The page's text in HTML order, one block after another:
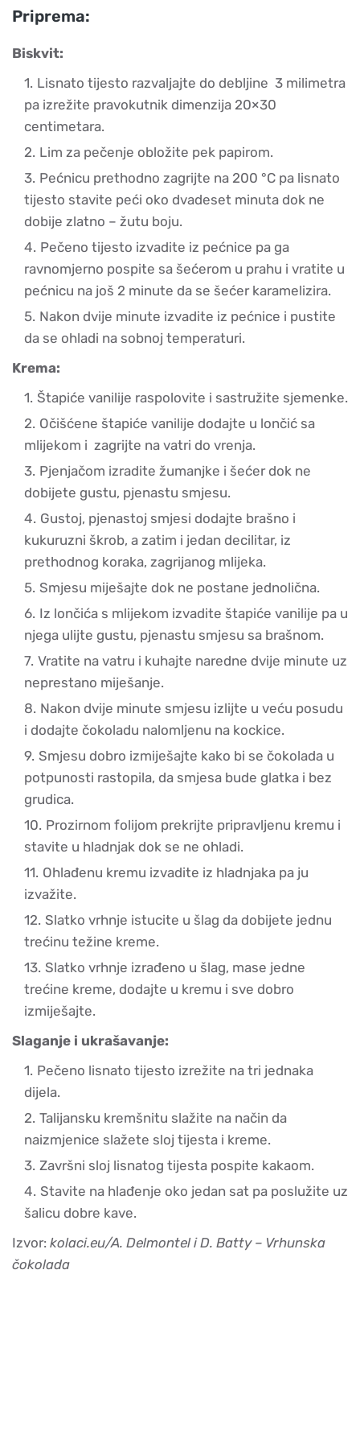
Priprema:
Biskvit:
Lisnato tijesto razvaljajte do debljine 3 milimetra
pa izrežite pravokutnik dimenzija 20×30
centimetara.
Lim za pečenje obložite pek papirom.
Pećnicu prethodno zagrijte na 200 °C pa lisnato
tijesto stavite peći oko dvadeset minuta dok ne
dobije zlatno – žutu boju.
Pečeno tijesto izvadite iz pećnice pa ga
ravnomjerno pospite sa šećerom u prahu i vratite u
pećnicu na još 2 minute da se šećer karamelizira.
Nakon dvije minute izvadite iz pećnice i pustite
da se ohladi na sobnoj temperaturi.
Krema:
Štapiće vanilije raspolovite i sastružite sjemenke.
Očišćene štapiće vanilije dodajte u lončić sa
mlijekom i zagrijte na vatri do vrenja.
Pjenjačom izradite žumanjke i šećer dok ne
dobijete gustu, pjenastu smjesu.
Gustoj, pjenastoj smjesi dodajte brašno i
kukuruzni škrob, a zatim i jedan decilitar, iz
prethodnog koraka, zagrijanog mlijeka.
Smjesu miješajte dok ne postane jednolična.
Iz lončića s mlijekom izvadite štapiće vanilije pa u
njega ulijte gustu, pjenastu smjesu sa brašnom.
Vratite na vatru i kuhajte naredne dvije minute uz
neprestano miješanje.
Nakon dvije minute smjesu izlijte u veću posudu
i dodajte čokoladu nalomljenu na kockice.
Smjesu dobro izmiješajte kako bi se čokolada u
potpunosti rastopila, da smjesa bude glatka i bez
grudica.
Prozirnom folijom prekrijte pripravljenu kremu i
stavite u hladnjak dok se ne ohladi.
Ohlađenu kremu izvadite iz hladnjaka pa ju
izvažite.
Slatko vrhnje istucite u šlag da dobijete jednu
trećinu težine kreme.
Slatko vrhnje izrađeno u šlag, mase jedne
trećine kreme, dodajte u kremu i sve dobro
izmiješajte.
Slaganje i ukrašavanje:
Pečeno lisnato tijesto izrežite na tri jednaka
dijela.
Talijansku kremšnitu slažite na način da
naizmjenice slažete sloj tijesta i kreme.
Završni sloj lisnatog tijesta pospite kakaom.
Stavite na hlađenje oko jedan sat pa poslužite uz
šalicu dobre kave.
Izvor: kolaci.eu/A. Delmontel i D. Batty – Vrhunska
čokolada